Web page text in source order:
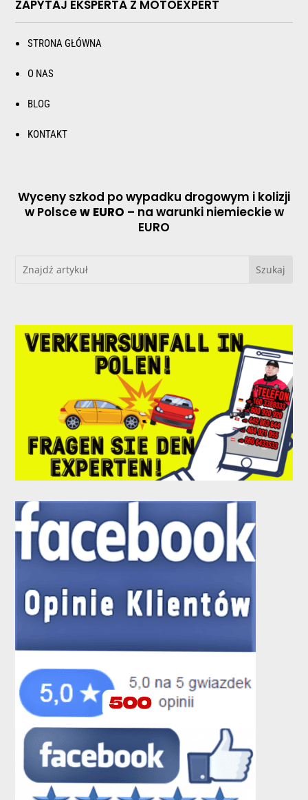
ZAPYTAJ EKSPERTA Z MOTOEXPERT
STRONA GŁÓWNA
O NAS
BLOG
KONTAKT
Wyceny szkod po wypadku drogowym i kolizji
w Polscew EURO – na warunki niemieckie w
EURO